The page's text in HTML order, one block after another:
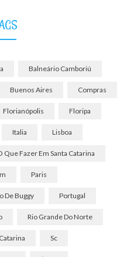
Balneário Camboriú
Buenos Aires Compras
Florianópolis Floripa
Italia Lisboa
Que Fazer Em Santa Catarina
Paris
De Buggy Portugal
Rio Grande Do Norte
Sc